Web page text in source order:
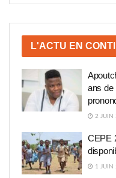
L'ACTU EN
ans de
2 JUIN
CEPE
1 JUIN